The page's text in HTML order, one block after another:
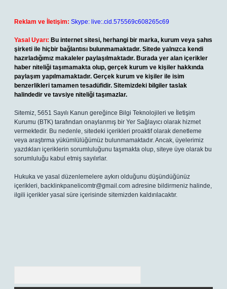
Reklam ve İletişim: Skype: live:.cid.575569c608265c69
Yasal Uyarı: Bu internet sitesi, herhangi bir marka, kurum veya şahıs
şirketi ile hiçbir bağlantısı bulunmamaktadır. Sitede yalnızca kendi
hazırladığımız makaleler paylaşılmaktadır. Burada yer alan içerikler
haber niteliği taşımamakta olup, gerçek kurum ve kişiler hakkında
paylaşım yapılmamaktadır. Gerçek kurum ve kişiler ile isim
benzerlikleri tamamen tesadüfidir. Sitemizdeki bilgiler taslak
halindedir ve tavsiye niteliği taşımazlar.
Sitemiz, 5651 Sayılı Kanun gereğince Bilgi Teknolojileri ve İletişim
Kurumu (BTK) tarafından onaylanmış bir Yer Sağlayıcı olarak hizmet
vermektedir. Bu nedenle, sitedeki içerikleri proaktif olarak denetleme
veya araştırma yükümlülüğümüz bulunmamaktadır. Ancak, üyelerimiz
yazdıkları içeriklerin sorumluluğunu taşımakta olup, siteye üye olarak bu
sorumluluğu kabul etmiş sayılırlar.
Hukuka ve yasal düzenlemelere aykırı olduğunu düşündüğünüz
içerikleri, backlinkpanelicomtr@gmail.com adresine bildirmeniz halinde,
ilgili içerikler yasal süre içerisinde sitemizden kaldırılacaktır.